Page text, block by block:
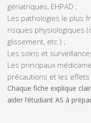
gériatriques, EHPAD ;
Les pathologies le plus
risques physiologiques
glissement, etc.) ;
Les soins et
Les principaux
précautions et les
Chaque fiche explique
aider l’étudiant AS à